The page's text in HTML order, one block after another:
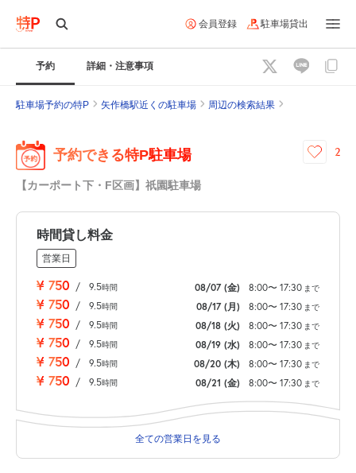
会員登録 駐車場貸出
予約 詳細・注意事項
駐車場予約の特P 矢作橋駅近くの駐車場 周辺の検索結果
予約できる特P駐車場
【カーポート下・F区画】祇園駐車場
2
時間貸し料金
営業日
¥ 750 / 9.5時間 08/07 (金) 8:00〜 17:30 まで
¥ 750 / 9.5時間 08/17 (月) 8:00〜 17:30 まで
¥ 750 / 9.5時間 08/18 (火) 8:00〜 17:30 まで
¥ 750 / 9.5時間 08/19 (水) 8:00〜 17:30 まで
¥ 750 / 9.5時間 08/20 (木) 8:00〜 17:30 まで
¥ 750 / 9.5時間 08/21 (金) 8:00〜 17:30 まで
全ての営業日を見る